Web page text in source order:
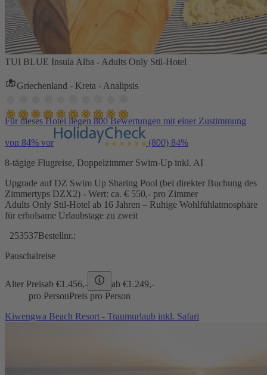
TUI BLUE Insula Alba - Adults Only Stil-Hotel
Griechenland - Kreta - Analipsis
Für dieses Hotel liegen 800 Bewertungen mit einer Zustimmung
von 84% vor (800) 84%
8-tägige Flugreise, Doppelzimmer Swim-Up inkl. AI
Upgrade auf DZ Swim Up Sharing Pool (bei direkter Buchung des
Zimmertyps DZX2) - Wert: ca. € 550,- pro Zimmer
Adults Only Stil-Hotel ab 16 Jahren – Ruhige Wohlfühlatmosphäre
für erholsame Urlaubstage zu zweit
253537Bestellnr.:
Pauschalreise
Alter Preisab €1.456,- ab €1.249,-
pro PersonPreis pro Person
Kiwengwa Beach Resort - Traumurlaub inkl. Safari